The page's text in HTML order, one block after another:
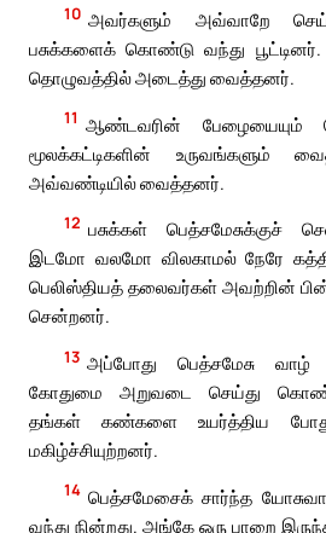
10 அவர்களும் அவ்வாறே
பசுக்களைக் கொண்டு வந்து
தொழுவத்தில் அடைத்து வைத்தனர்.
11 ஆண்டவரின் பேழையையும்
மூலக்கட்டிகளின் உருவங்களும்
அவ்வண்டியில் வைத்தனர்.
12 பசுக்கள் பெத்சமேசுக்குச்
இடமோ வலமோ விலகாமல் நேரே
பெலிஸ்தியத் தலைவர்கள் அவற்றின்
சென்றனர்.
13 அப்போது பெத்சமேசு
கோதுமை அறுவடை செய்து
தங்கள் கண்களை உயர்த்திய
மகிழ்ச்சியுற்றனர்.
14 பெத்சமேசைக் சார்ந்த
வந்து நின்றது. அங்கே ஒரு பாறை